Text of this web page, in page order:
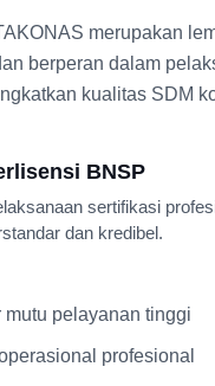
merupakan
berperan dalam
kualitas SDM
BNSP
sertifikasi
dan kredibel.
mutu pelayanan tinggi
profesional